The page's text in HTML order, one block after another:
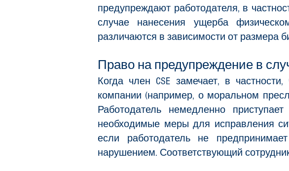
предупреждают работодателя, в
случае нанесения ущерба
различаются в зависимости от размера
Право на предупреждение в
Когда член CSE замечает, в
компании (например, о моральном
Работодатель немедленно
необходимые меры для исправления
если работодатель не
нарушением. Соответствующий